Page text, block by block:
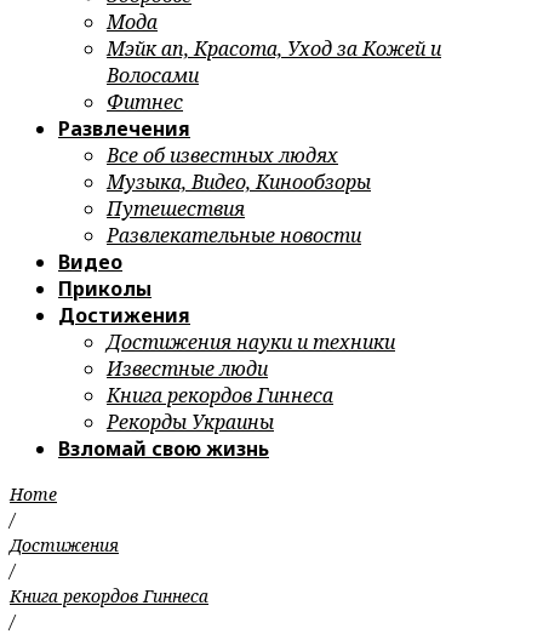
Мода
Мэйк ап, Красота, Уход за Кожей и
Волосами
Фитнес
Развлечения
Все об известных людях
Музыка, Видео, Кинообзоры
Путешествия
Развлекательные новости
Видео
Приколы
Достижения
Достижения науки и техники
Известные люди
Книга рекордов Гиннеса
Рекорды Украины
Взломай свою жизнь
Home
/
Достижения
/
Книга рекордов Гиннеса
/